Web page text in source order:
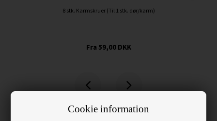
Cookie information
8 stk. Karmskruer (Til 1 stk. dør/karm)
59,00DKK